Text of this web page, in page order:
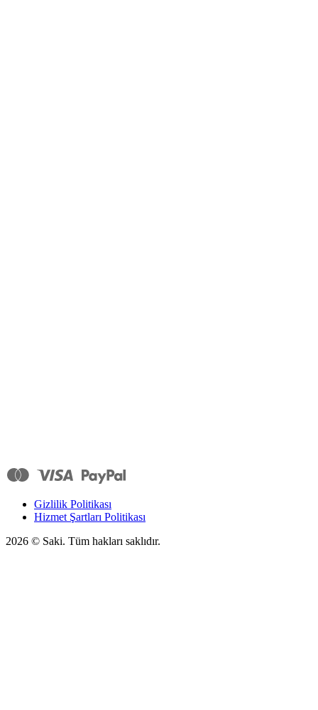
Gizlilik Politikası
Hizmet Şartları Politikası
2026 © Saki. Tüm hakları saklıdır.